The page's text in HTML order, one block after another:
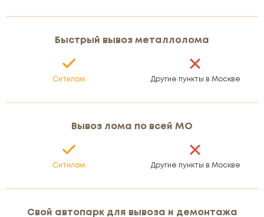
Быстрый вывоз металлолома
Ситилом Другие пункты в Москве
Вывоз лома по всей МО
Ситилом Другие пункты в Москве
Свой автопарк для вывоза и демонтажа